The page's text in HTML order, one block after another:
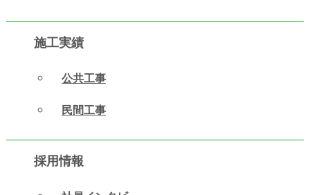
施工実績
公共工事
民間工事
採用情報